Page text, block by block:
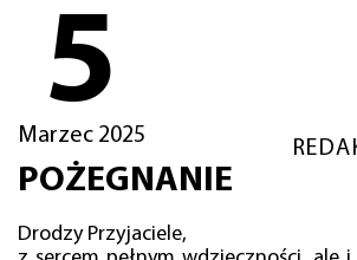
5
Marzec 2025
POŻEGNANIE
Drodzy Przyjaciele,